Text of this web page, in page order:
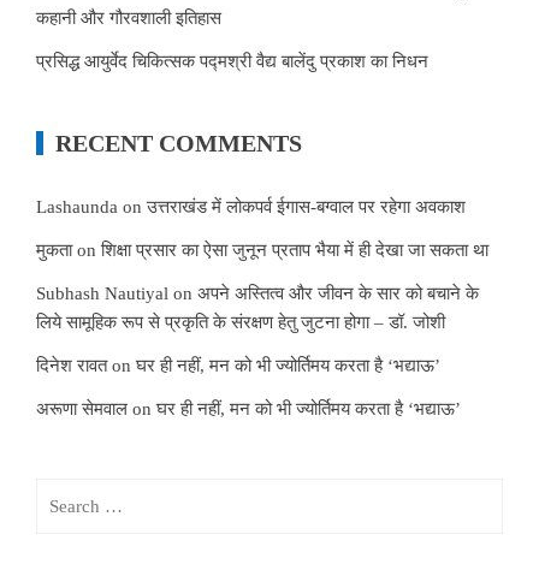
कहानी और गौरवशाली इतिहास
प्रसिद्ध आयुर्वेद चिकित्सक पद्मश्री वैद्य बालेंदु प्रकाश का निधन
RECENT COMMENTS
Lashaunda onउत्तराखंड में लोकपर्व ईगास-बग्वाल पर रहेगा अवकाश
मुकताonशिक्षा प्रसार का ऐसा जुनून प्रताप भैया में ही देखा जा सकता था
Subhash Nautiyal on अपने अस्तित्व और जीवन के सार को बचाने के
लिये सामूहिक रूप से प्रकृति के संरक्षण हेतु जुटना होगा – डॉ. जोशी
दिनेश रावतonघर ही नहीं, मन को भी ज्योर्तिमय करता है ‘भद्याऊ’
अरूणा सेमवाल onघर ही नहीं, मन को भी ज्योर्तिमय करता है ‘भद्याऊ’